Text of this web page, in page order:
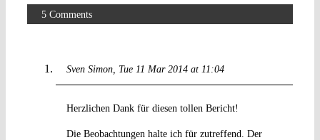
5 Comments
Sven Simon Tue 11 Mar 2014 at 11:04
Herzlichen Dank für diesen tollen Bericht!
Die Beobachtungen halte ich für zutreffend. Der